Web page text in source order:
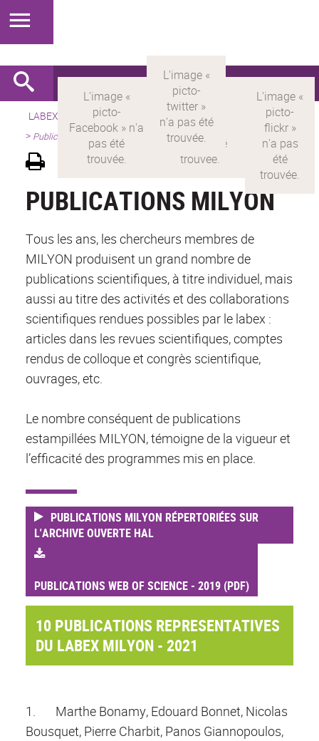
LABEX > LABEX MILYON Version française
Présentation
> Publications
PUBLICATIONS MILYON
Tous les ans, les chercheurs membres de
MILYON produisent un grand nombre de
publications scientifiques, à titre individuel, mais
aussi au titre des activités et des collaborations
scientifiques rendues possibles par le labex :
articles dans les revues scientifiques, comptes
rendus de colloque et congrès scientifique,
ouvrages, etc.
Le nombre conséquent de publications
estampillées MILYON, témoigne de la vigueur et
l’efficacité des programmes mis en place.
PUBLICATIONS MILYON RÉPERTORIÉES SUR
L'ARCHIVE OUVERTE HAL
PUBLICATIONS WEB OF SCIENCE - 2019 (PDF)
10 PUBLICATIONS REPRESENTATIVES
DU LABEX MILYON - 2021
1.
Marthe Bonamy, Edouard Bonnet, Nicolas
Bousquet, Pierre Charbit, Panos Giannopoulos,